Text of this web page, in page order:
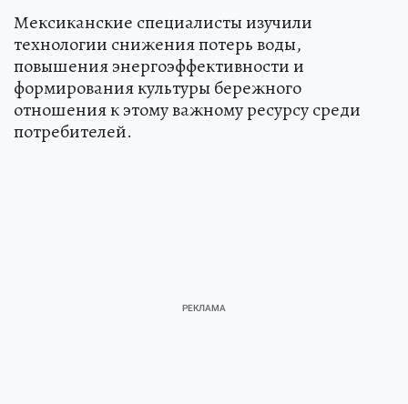
Мексиканские специалисты изучили
технологии снижения потерь воды,
повышения энергоэффективности и
формирования культуры бережного
отношения к этому важному ресурсу среди
потребителей.